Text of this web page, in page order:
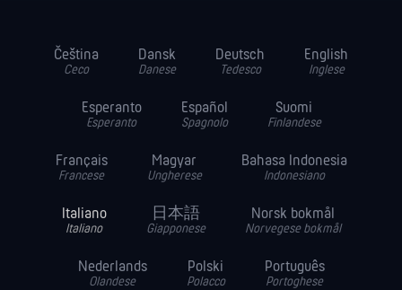
Čeština
Ceco
Dansk
Danese
Deutsch
Tedesco
English
Inglese
Esperanto
Esperanto
Español
Spagnolo
Suomi
Finlandese
Français
Francese
Magyar
Ungherese
Bahasa Indonesia
Indonesiano
Italiano
Italiano
日本語
Giapponese
Norsk bokmål
Norvegese bokmål
Nederlands
Olandese
Polski
Polacco
Português
Portoghese